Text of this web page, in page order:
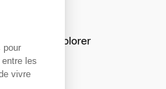
à explorer
pour
les
vivre